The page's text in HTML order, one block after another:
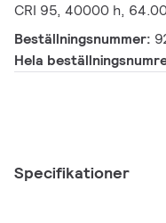
CRI 95, 40000 h,
Beställningsnummer:
Hela
Specifikationer